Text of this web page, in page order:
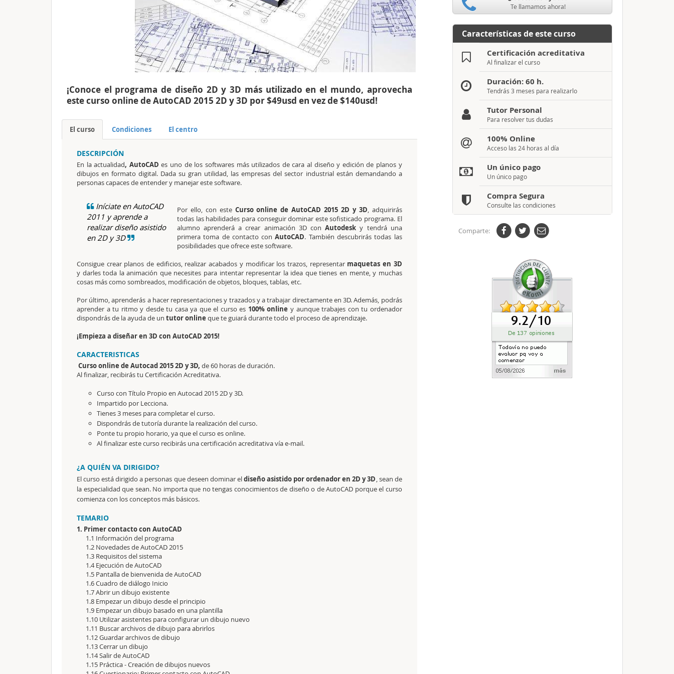
¡Conoce el programa de diseño 2D y 3D más utilizado en el mundo, aprovecha
este curso online de AutoCAD 2015 2D y 3D por $49usd en vez de $140usd!
El curso Condiciones El centro
DESCRIPCIÓN
En la actualidad, AutoCAD es uno de los softwares más utilizados de cara al diseño y edición de planos y
dibujos en formato digital. Dada su gran utilidad, las empresas del sector industrial están demandando a
personas capaces de entender y manejar este software.
Iníciate en AutoCAD
2011 y aprende a
realizar diseño asistido
en 2D y 3D
Por ello, con este Curso online de AutoCAD 2015 2D y 3D, adquirirás
todas las habilidades para conseguir dominar este sofisticado programa. El
alumno aprenderá a crear animación 3D con Autodesk y tendrá una
primera toma de contacto conAutoCAD. También descubrirás todas las
posibilidades que ofrece este software.
Consigue crear planos de edificios, realizar acabados y modificar los trazos, representar maquetas en 3D
y darles toda la animación que necesites para intentar representar la idea que tienes en mente, y muchas
cosas más como sombreados, modificación de objetos, bloques, tablas, etc.
Por último, aprenderás a hacer representaciones y trazados y a trabajar directamente en 3D. Además, podrás
aprender a tu ritmo y desde tu casa ya que el curso es 100% online y aunque trabajes con tu ordenador
dispondrás de la ayuda de un tutor online que te guiará durante todo el proceso de aprendizaje.
¡Empieza a diseñar en 3D con AutoCAD 2015!
CARACTERISTICAS
Curso online de Autocad 2015 2D y 3D, de 60 horas de duración.
Al finalizar, recibirás tu Certificación Acreditativa.
Curso con Título Propio en Autocad 2015 2D y 3D.
Impartido por Lecciona.
Tienes 3 meses para completar el curso.
Dispondrás de tutoría durante la realización del curso.
Ponte tu propio horario, ya que el curso es online.
Al finalizar este curso recibirás una certificación acreditativa vía e-mail.
¿A QUIÉN VA DIRIGIDO?
El curso está dirigido a personas que deseen dominar eldiseño asistido por ordenador en 2D y 3D, sean de
la especialidad que sean. No importa que no tengas conocimientos de diseño o de AutoCAD porque el curso
comienza con los conceptos más básicos.
TEMARIO
1. Primer contacto con AutoCAD
1.1 Información del programa
1.2 Novedades de AutoCAD 2015
1.3 Requisitos del sistema
1.4 Ejecución de AutoCAD
1.5 Pantalla de bienvenida de AutoCAD
1.6 Cuadro de diálogo Inicio
1.7 Abrir un dibujo existente
1.8 Empezar un dibujo desde el principio
1.9 Empezar un dibujo basado en una plantilla
1.10 Utilizar asistentes para configurar un dibujo nuevo
1.11 Buscar archivos de dibujo para abrirlos
1.12 Guardar archivos de dibujo
1.13 Cerrar un dibujo
1.14 Salir de AutoCAD
1.15 Práctica - Creación de dibujos nuevos
Te llamamos ahora!
Características de este curso
Certificación acreditativa
Al finalizar el curso
Duración: 60 h.
Tendrás 3 meses para realizarlo
Tutor Personal
Para resolver tus dudas
100% Online
Acceso las 24 horas al día
Un único pago
Un único pago
Compra Segura
Consulte las condiciones
Comparte: